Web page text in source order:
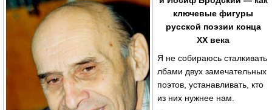
ключевые фигуры
русской поэзии конца
ХХ века
Я не собираюсь сталкивать
лбами двух замечательных
поэтов, устанавливать, кто
из них нужнее нам.